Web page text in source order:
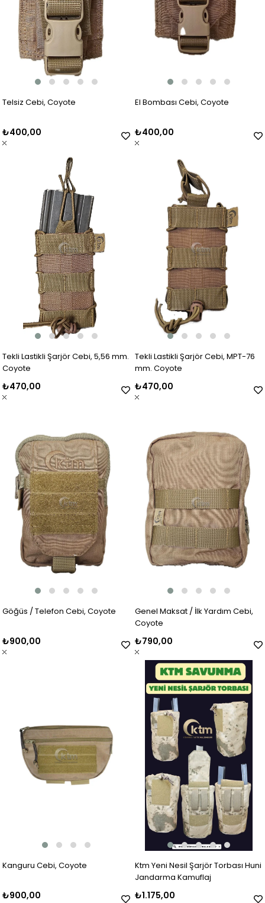
Telsiz Cebi, Coyote
₺400,00
El Bombası Cebi, Coyote
₺400,00
Tekli Lastikli Şarjör Cebi, 5,56 mm.
Coyote
₺470,00
Tekli Lastikli Şarjör Cebi, MPT-76
mm. Coyote
₺470,00
Göğüs / Telefon Cebi, Coyote
₺900,00
Genel Maksat / İlk Yardım Cebi,
Coyote
₺790,00
Kanguru Cebi, Coyote
₺900,00
Ktm Yeni Nesil Şarjör Torbası Huni
Jandarma Kamuflaj
₺1.175,00